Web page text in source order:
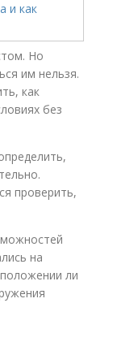
Но
им нельзя.
как
без
проверить,
на
ли